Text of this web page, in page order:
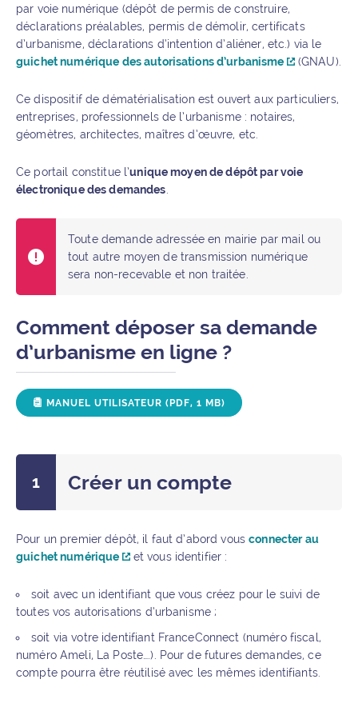
par voie numérique (dépôt de permis de construire,
déclarations préalables, permis de démolir, certificats
d’urbanisme, déclarations d’intention d’aliéner, etc.) via le
guichet numérique des autorisations d’urbanisme
(GNAU).
Ce dispositif de dématérialisation est ouvert aux particuliers,
entreprises, professionnels de l’urbanisme : notaires,
géomètres, architectes, maîtres d’œuvre, etc.
Ce portail constitue l’unique moyen de dépôt par voie
électronique des demandes
Toute demande adressée en mairie par mail ou
tout autre moyen de transmission numérique
sera non-recevable et non traitée.
Comment déposer sa demande
d’urbanisme en ligne ?
TÉLÉCHARGER
MANUEL UTILISATEUR (PDF, 1 MB)
Créer un compte
Pour un premier dépôt, il faut d’abord vousconnecter au
guichet numérique
et vous identifier :
soit avec un identifiant que vous créez pour le suivi de
toutes vos autorisations d’urbanisme ;
soit via votre identifiant FranceConnect (numéro fiscal,
numéro Ameli, La Poste….). Pour de futures demandes, ce
compte pourra être réutilisé avec les mêmes identifiants.